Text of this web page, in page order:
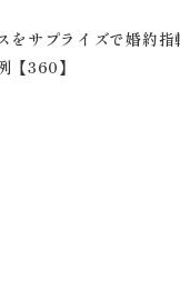
をサプライズで婚約
【360】